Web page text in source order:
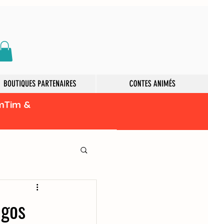
BOUTIQUES PARTENAIRES CONTES ANIMÉS
&